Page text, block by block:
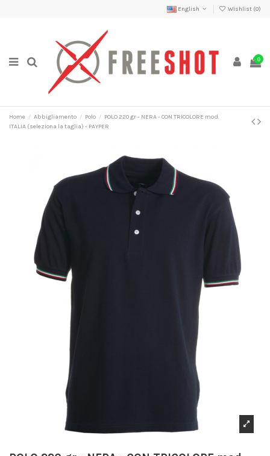
English Wishlist (0)
0
Home Abbigliamento Polo
POLO 220 gr - NERA - CON TRICOLORE mod.
ITALIA (seleziona la taglia) - PAYPER